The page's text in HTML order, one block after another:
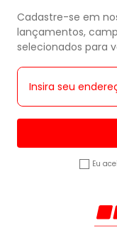
Cadastre-se em
lançamentos,
selecionados para
Eu